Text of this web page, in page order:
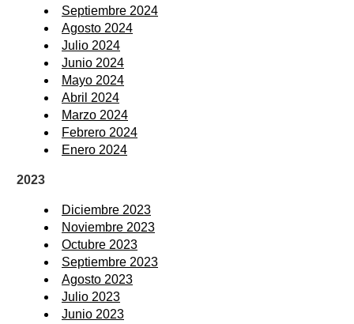
Septiembre 2024
Agosto 2024
Julio 2024
Junio 2024
Mayo 2024
Abril 2024
Marzo 2024
Febrero 2024
Enero 2024
2023
Diciembre 2023
Noviembre 2023
Octubre 2023
Septiembre 2023
Agosto 2023
Julio 2023
Junio 2023